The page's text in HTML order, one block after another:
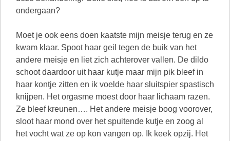
ondergaan?
Moet je ook eens doen kaatste mijn meisje terug en ze
kwam klaar. Spoot haar geil tegen de buik van het
andere meisje en liet zich achterover vallen. De dildo
schoot daardoor uit haar kutje maar mijn pik bleef in
haar kontje zitten en ik voelde haar sluitspier spastisch
knijpen. Het orgasme moest door haar lichaam razen.
Ze bleef kreunen…. Het andere meisje boog voorover,
sloot haar mond over het spuitende kutje en zoog al
het vocht wat ze op kon vangen op. Ik keek opzij. Het